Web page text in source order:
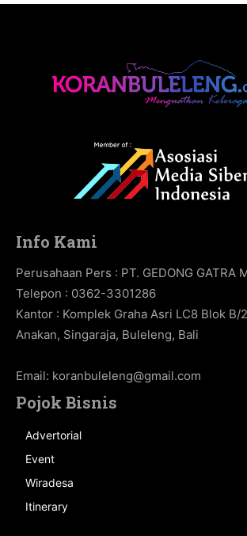
Info Kami
Perusahaan Pers : PT. GEDONG GATRA
Telepon : 0362-3301286
Kantor : Komplek Graha Asri LC8 Blok B/
Anakan, Singaraja, Buleleng, Bali
Email: koranbuleleng@gmail.com
Pojok Bisnis
Advertorial
Event
Wiradesa
Itinerary